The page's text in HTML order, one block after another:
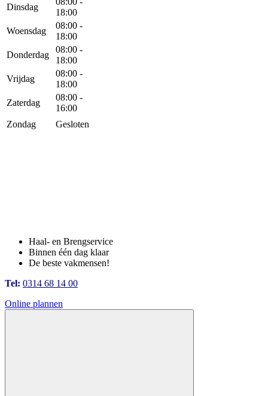
Dinsdag
18:00
Woensdag
08:00 -
18:00
Donderdag
08:00 -
18:00
Vrijdag
08:00 -
18:00
Zaterdag
08:00 -
16:00
Zondag
Gesloten
Haal- en Brengservice
Binnen één dag klaar
De beste vakmensen!
Tel: 0314 68 14 00
Online plannen